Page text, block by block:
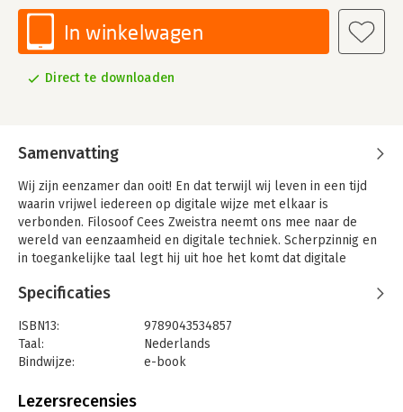
In winkelwagen
Direct te downloaden
Samenvatting
Wij zijn eenzamer dan ooit! En dat terwijl wij leven in een tijd
waarin vrijwel iedereen op digitale wijze met elkaar is
verbonden. Filosoof Cees Zweistra neemt ons mee naar de
wereld van eenzaamheid en digitale techniek. Scherpzinnig en
in toegankelijke taal legt hij uit hoe het komt dat digitale
digitale tijd kunnen blijven vinden. Hij wijst ons wegen om aan
laverend tussen totale techniekkritiek en verleidelijk
techniekoptimisme neemt Cees Zweistra de lezer mee op een
filosofische zoektocht die hem of haar behulpzaam kan zijn bij
ACHTERHUIS
Specificaties
ISBN13:
9789043534857
Taal:
Nederlands
Bindwijze:
e-book
Bestandsformaat:
Lezersrecensies